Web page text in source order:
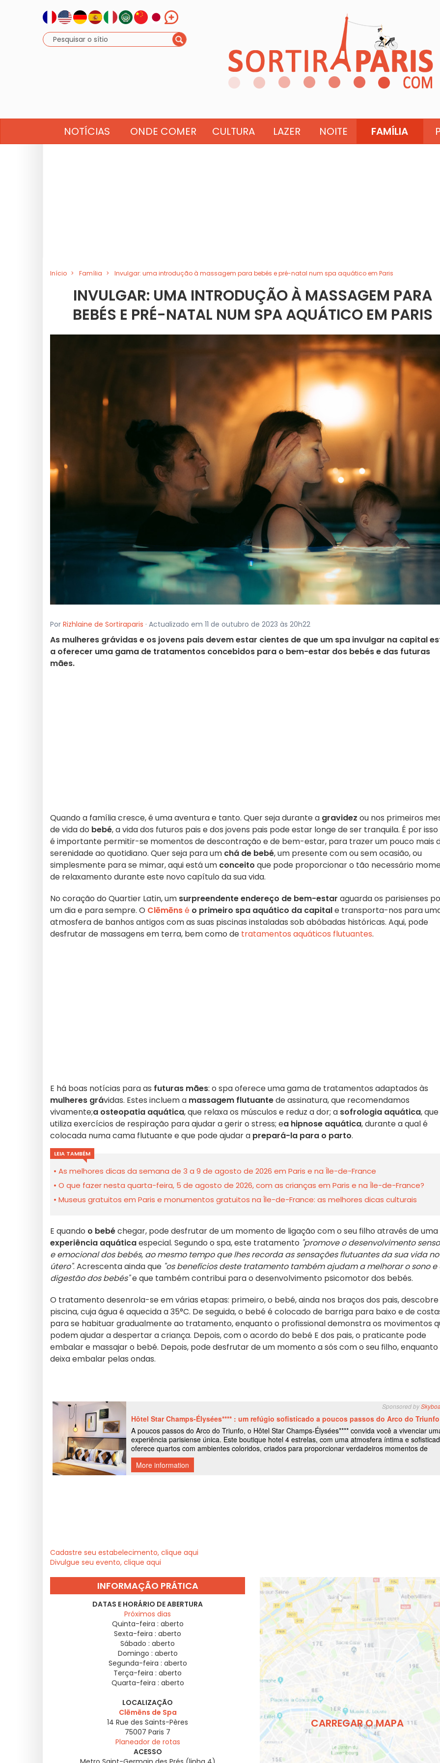
NOTÍCIAS ONDE COMER CULTURA LAZER NOITE FAMÍLIA
Início Família Invulgar: uma introdução à massagem para bebés e pré-natal num spa aquático em Paris
INVULGAR: UMA INTRODUÇÃO À MASSAGEM PARA
BEBÉS E PRÉ-NATAL NUM SPA AQUÁTICO EM PARIS
Por Rizhlaine de Sortiraparis · Actualizado em 11 de outubro de 2023 às 20h22
As mulheres grávidas e os jovens pais devem estar cientes de que um spa invulgar na capital
a oferecer uma gama de tratamentos concebidos para o bem-estar dos bebés e das futuras
mães.
Quando a família cresce, é uma aventura e tanto. Quer seja durante a gravidez ou nos primeiros
de vida do bebé, a vida dos futuros pais e dos jovens pais pode estar longe de ser tranquila. É por isso
é importante permitir-se momentos de descontração e de bem-estar, para trazer um pouco mais
serenidade ao quotidiano. Quer seja para um chá de bebé, um presente com ou sem ocasião, ou
simplesmente para se mimar, aqui está um conceito que pode proporcionar o tão necessário
de relaxamento durante este novo capítulo da sua vida.
No coração do Quartier Latin, um surpreendente endereço de bem-estar aguarda os parisienses
um dia e para sempre. O Clēmēnsé o primeiro spa aquático da capitale transporta-nos para
atmosfera de banhos antigos com as suas piscinas instaladas sob abóbadas históricas. Aqui, pode
desfrutar de massagens em terra, bem como de tratamentos aquáticos flutuantes.
E há boas notícias para as futuras mães: o spa oferece uma gama de tratamentos adaptados às
mulheres grávidas. Estes incluem a massagem flutuantede assinatura, que recomendamos
vivamente;a osteopatia aquática, que relaxa os músculos e reduz a dor; a sofrologia aquática, que
utiliza exercícios de respiração para ajudar a gerir o stress; ea hipnose aquática, durante a qual é
colocada numa cama flutuante e que pode ajudar a prepará-la para o parto.
LEIA TAMBÉM
As melhores dicas da semana de 3 a 9 de agosto de 2026 em Paris e na Île-de-France
O que fazer nesta quarta-feira, 5 de agosto de 2026, com as crianças em Paris e na Île-de-France?
Museus gratuitos em Paris e monumentos gratuitos na Île-de-France: as melhores dicas culturais
E quando o bebéchegar, pode desfrutar de um momento de ligação com o seu filho através de uma
experiência aquáticaespecial. Segundo o spa, este tratamento "promove o desenvolvimento
e emocional dos bebés, ao mesmo tempo que lhes recorda as sensações flutuantes da sua vida no
útero". Acrescenta ainda que "os benefícios deste tratamento também ajudam a melhorar o sono e
digestão dos bebés"e que também contribui para o desenvolvimento psicomotor dos bebés.
O tratamento desenrola-se em várias etapas: primeiro, o bebé, ainda nos braços dos pais,
piscina, cuja água é aquecida a 35°C. De seguida, o bebé é colocado de barriga para baixo e de
para se habituar gradualmente ao tratamento, enquanto o profissional demonstra os movimentos
podem ajudar a despertar a criança. Depois, com o acordo do bebé E dos pais, o praticante pode
embalar e massajar o bebé. Depois, pode desfrutar de um momento a sós com o seu filho, enquanto
deixa embalar pelas ondas.
Cadastre seu estabelecimento, clique aqui
Divulgue seu evento, clique aqui
INFORMAÇÃO PRÁTICA
DATAS E HORÁRIO DE ABERTURA
Próximos dias
Quinta-feira : aberto
Sexta-feira : aberto
Sábado : aberto
Domingo : aberto
Segunda-feira : aberto
Terça-feira : aberto
Quarta-feira : aberto
LOCALIZAÇÃO
Clēmēns de Spa
14 Rue des Saints-Pères
75007 Paris 7
Planeador de rotas
ACESSO
CARREGAR O MAPA